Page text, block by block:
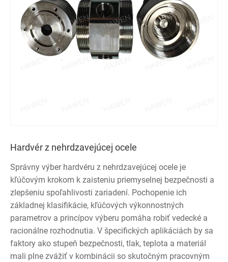
Hardvér z nehrdzavejúcej ocele
Správny výber hardvéru z nehrdzavejúcej ocele je
kľúčovým krokom k zaisteniu priemyselnej bezpečnosti a
zlepšeniu spoľahlivosti zariadení. Pochopenie ich
základnej klasifikácie, kľúčových výkonnostných
parametrov a princípov výberu pomáha robiť vedecké a
racionálne rozhodnutia. V špecifických aplikáciách by sa
faktory ako stupeň bezpečnosti, tlak, teplota a materiál
mali plne zvážiť v kombinácii so skutočným pracovným